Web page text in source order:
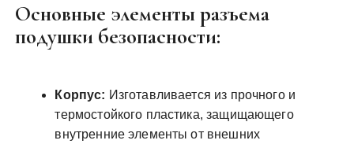
Основные элементы разъема
подушки безопасности:
Корпус: Изготавливается из прочного и
термостойкого пластика, защищающего
внутренние элементы от внешних